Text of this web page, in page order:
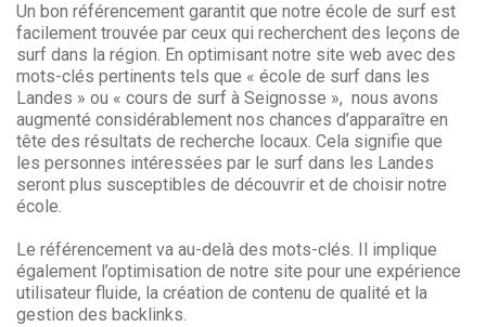
Un bon référencement garantit que notre école de surf est
facilement trouvée par ceux qui recherchent des leçons de
surf dans la région. En optimisant notre site web avec des
mots-clés pertinents tels que « école de surf dans les
Landes » ou « cours de surf à Seignosse », nous avons
augmenté considérablement nos chances d’apparaître en
tête des résultats de recherche locaux. Cela signifie que
les personnes intéressées par le surf dans les Landes
seront plus susceptibles de découvrir et de choisir notre
école.
Le référencement va au-delà des mots-clés. Il implique
également l’optimisation de notre site pour une expérience
utilisateur fluide, la création de contenu de qualité et la
gestion des backlinks.